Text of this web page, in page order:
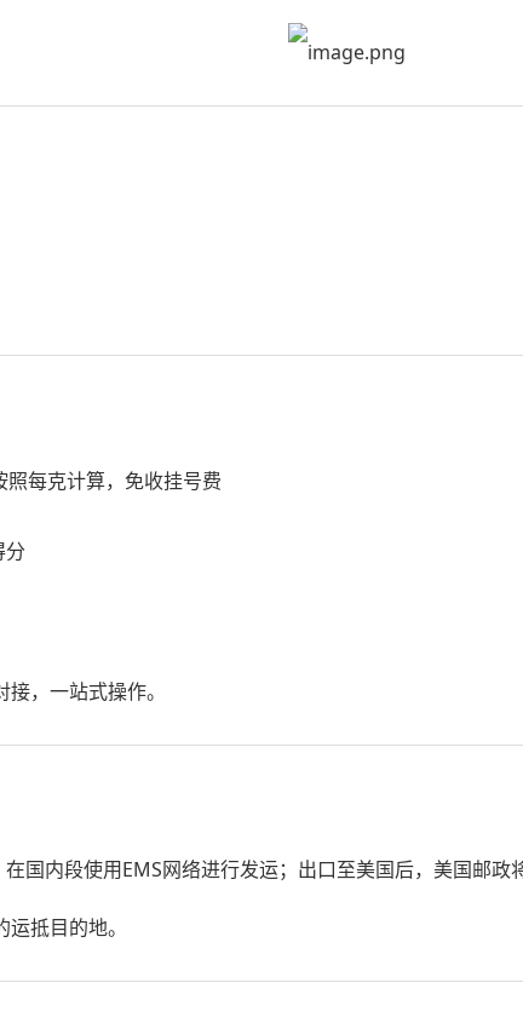
每克计算，免收挂号费
分
，一站式操作。
国内段使用EMS网络进行发运；出口至美国后，美国邮
抵目的地。